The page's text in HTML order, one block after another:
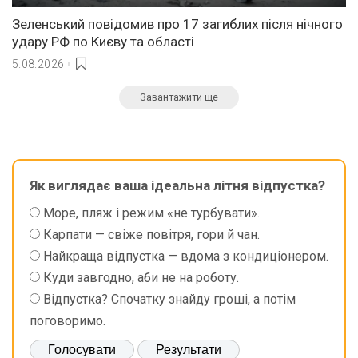
Зеленський повідомив про 17 загиблих після нічного
удару РФ по Києву та області
5.08.2026
Завантажити ще
Як виглядає ваша ідеальна літня відпустка?
Море, пляж і режим «не турбувати».
Карпати — свіже повітря, гори й чан.
Найкраща відпустка — вдома з кондиціонером.
Куди завгодно, аби не на роботу.
Відпустка? Спочатку знайду гроші, а потім
поговоримо.